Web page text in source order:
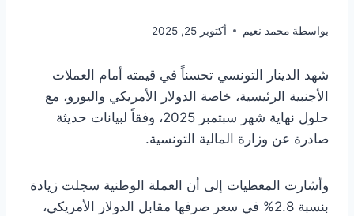
بواسطة محمد نعيم أكتوبر 25, 2025
شهد الدينار التونسي تحسناً في قيمته أمام العملات
الأجنبية الرئيسية، خاصة الدولار الأمريكي واليورو، مع
حلول نهاية شهر سبتمبر 2025، وفقاً لبيانات حديثة
صادرة عن وزارة المالية التونسية.
وأشارت المعطيات إلى أن العملة الوطنية سجلت زيادة
بنسبة 2.8% في سعر صرفها مقابل الدولار الأمريكي،